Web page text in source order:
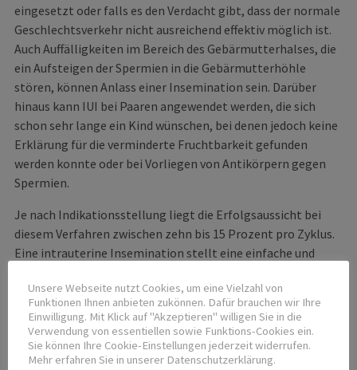
eingesetzt oder falls es den Verdacht gibt, dass der normale
Geschlechtsverkehr nicht ausreichend effektiv möglich ist.
Auch Auffälligkeiten im Bereich des Gebärmutterhalses, die
ein Aufsteigen der Spermien in die Gebärmutterhöhle
stören, können Anlass einer Insemination sein. Darüber
hinaus kann IUI bei Paaren angewendet werden, die sich
schon sehr lange ein Kind wünschen, bei denen jedoch keine
Erklärung für die verminderte Fruchtbarkeit gefunden
werden konnte oder bei Vorliegen von Antikörpern gegen
Spermien.
Je nach Indikationsstellung liegt die Erfolgsaussicht bei
diesem Verfahren zwischen zehn bis 15 Prozent pro Zyklus.
Eine intrauterine Insemination stellt eine einfache und
4x durchgeführt werden, da danach nur noch eine geringe
Aussicht auf Erfolg besteht.
IUI kann mit oder ohne ovulationsinduzierende
Medikamente durchgeführt werden. In einem natürlichen
Unsere Webseite nutzt Cookies, um eine Vielzahl von
Funktionen Ihnen anbieten zukönnen. Dafür brauchen wir Ihre
Einwilligung. Mit Klick auf "Akzeptieren" willigen Sie in die
Verwendung von essentiellen sowie Funktions-Cookies ein.
Sie können Ihre Cookie-Einstellungen jederzeit widerrufen.
Mehr erfahren Sie in unserer Datenschutzerklärung.